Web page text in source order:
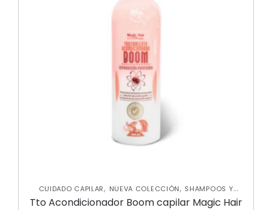
CUIDADO CAPILAR, NUEVA COLECCIÓN, SHAMPOOS Y
ACONDICIONADORES
,TRATAMIENTOS CAPILARES
Tto Acondicionador Boom capilar Magic Hair